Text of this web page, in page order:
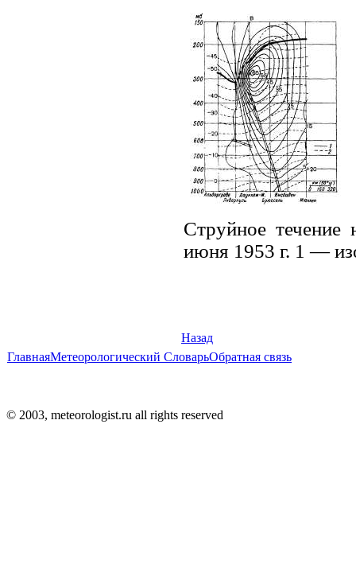
Струйное
июня 1953 г. 1 —
Назад
ГлавнаяМетеорологический СловарьОбратная связь
© 2003, meteorologist.ru all rights reserved